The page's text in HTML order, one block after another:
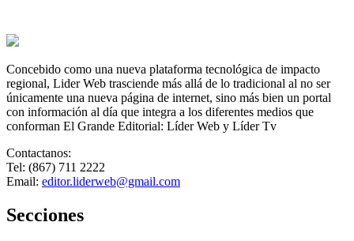
Concebido como una nueva plataforma tecnológica de impacto
regional, Lider Web trasciende más allá de lo tradicional al no ser
únicamente una nueva página de internet, sino más bien un portal
con información al día que integra a los diferentes medios que
conforman El Grande Editorial: Líder Web y Líder Tv
Contactanos:
Tel: (867) 711 2222
Email: editor.liderweb@gmail.com
Secciones